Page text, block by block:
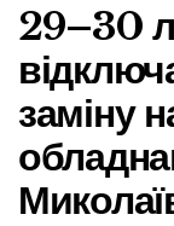
29–30
заміну